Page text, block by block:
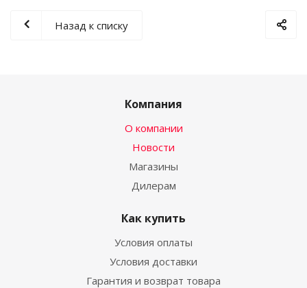
Назад к списку
Компания
О компании
Новости
Магазины
Дилерам
Как купить
Условия оплаты
Условия доставки
Гарантия и возврат товара